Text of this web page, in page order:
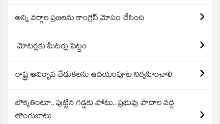
అన్ని వర్గాల ప్రజలను కాంగ్రెస్ మోసం చేసింది
మోటర్లకు మీటర్లు పెట్టం
రాష్ట్ర ఆవిర్బావ వేడుకలను ఉదయంపూట నిర్వహించాలి
బొక్కతింటూ.. పుట్టిన గడ్డకు పోటు.. ప్రభువు పాదాల వద్ద
లొంగుబాటు